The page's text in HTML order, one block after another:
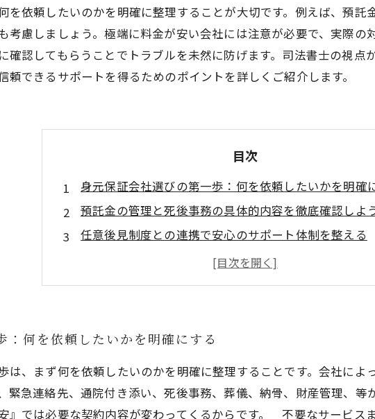
を依頼したいのかを明確に整理することが大切です。例えば、預
考慮しましょう。極端に料金が安い会社には注意が必要で、実際の
確認してもらうことでトラブルを未然に防げます。司法書士の視
頼できるサポートを得るためのポイントを詳しくご紹介します。
目次
身元保証会社選びの第一歩：何を依頼したいかを明確
預託金の管理と死後事務の具体的内容を徹底確認しよ
任意後見制度との連携で安心のサポート体制を整える
料金が極端に安い会社には注意！実際の対応体制を見
契約書は専門家や第三者に必ず見てもらいトラブル回
この記事を監修した人
：何を依頼したいかを明確にする
は、まず何を依頼したいのかを明確に整理することです。会社によ
緊急連絡先、通院付き添い、死後事務、葬儀、納骨、財産管理、
』では必要な契約内容が変わってくるからです。 不要なサービス